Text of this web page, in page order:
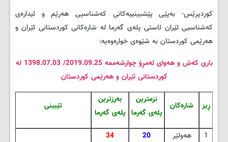
کوردپرێس- به‌پێی پێشبینییه‌کانی که‌شناسیی هه‌رێم و ئیداره‌ی
که‌شناسیی ئێران ئاستی پله‌ی گه‌رما له‌ شاره‌کانی کوردستانی ئێران و
هه‌رێمی کوردستان به‌ شێوه‌ی خواره‌وه‌یه‌:
باری که‌ش و هه‌وای ئه‌مڕۆ چوارشه‌ممه‌ 2019.09.25/ 1398.07.03 له
کوردستانی ئێران و‌ هه‌رێمی کوردستان
ڕیز شاره‌کان
نزمترین
پله‌ی گه‌رما
به‌رزترین
پله‌ی گه‌رما
تێبینی
1 هه‌ولێر 20
34